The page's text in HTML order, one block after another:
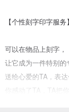
【个性刻字印字
可以在物品上刻字，
让它成为一件特别的
送给心爱的TA，表
你感动了TA，TA把